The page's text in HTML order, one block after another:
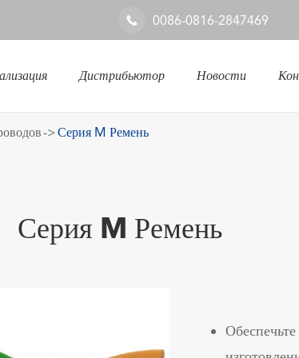
 0086-0816-2847469
Дистрибьютор Новости
Серия M Ремень
Серия M Ремень